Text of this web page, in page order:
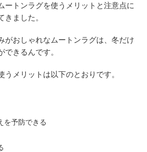
ートンラグを使うメリットと注意点に
きました。
がおしゃれなムートンラグは、冬だけ
できるんです。
うメリットは以下のとおりです。
を予防できる